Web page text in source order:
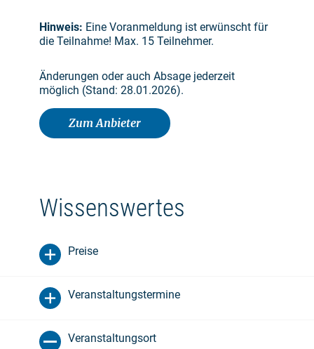
Hinweis: Eine Voranmeldung ist erwünscht für
die Teilnahme! Max. 15 Teilnehmer.
Änderungen oder auch Absage jederzeit
möglich (Stand: 28.01.2026).
Zum Anbieter
Wissenswertes
Preise
Veranstaltungstermine
Veranstaltungsort